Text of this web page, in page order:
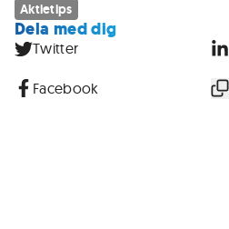
Aktietips
Dela med dig
Twitter
Facebook